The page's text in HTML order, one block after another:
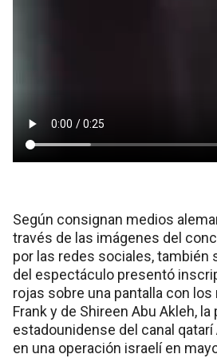
Según consignan medios
través de las imágenes del
por las redes sociales, también
del espectáculo presentó
rojas sobre una pantalla con
Frank y de Shireen Abu Akleh,
estadounidense del canal
en una operación israelí en